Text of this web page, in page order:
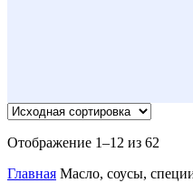
Отображение 1–12 из 62
Главная Масло, соусы,